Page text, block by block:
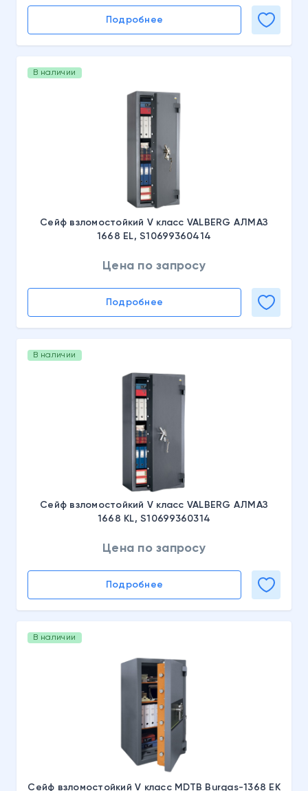
Подробнее
В наличии
Сейф взломостойкий V класс VALBERG АЛМАЗ
1668 EL, S10699360414
Цена по запросу
Подробнее
В наличии
Сейф взломостойкий V класс VALBERG АЛМАЗ
1668 KL, S10699360314
Цена по запросу
Подробнее
В наличии
Сейф взломостойкий V класс MDTB Burgas-1368 EK